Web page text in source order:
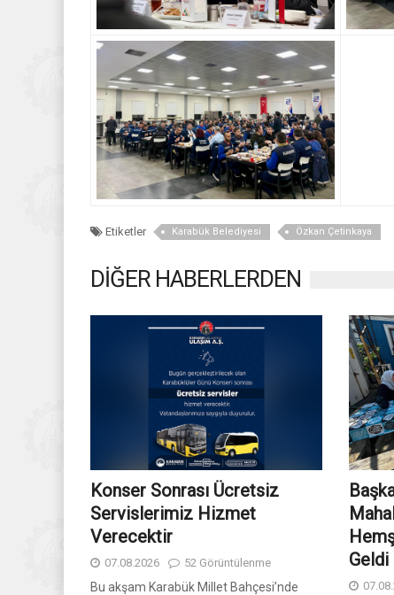
Etiketler Karabük Belediyesi Özkan Çetinkaya
DİĞER HABERLERDEN
Konser Sonrası Ücretsiz
Servislerimiz Hizmet
Verecektir
07.08.2026 52 Görüntülenme
Bu akşam Karabük Millet Bahçesi’nde
Geldi